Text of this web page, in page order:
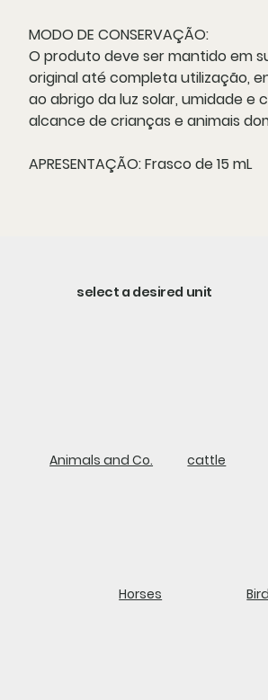
MODO DE CONSERVAÇÃO:
O produto deve ser mantido em
original até completa utilização,
ao abrigo da luz solar, umidade e
alcance de crianças e animais
APRESENTAÇÃO:Frasco de 15 mL
select a desired unit
Animals and Co.
Horses
cattle